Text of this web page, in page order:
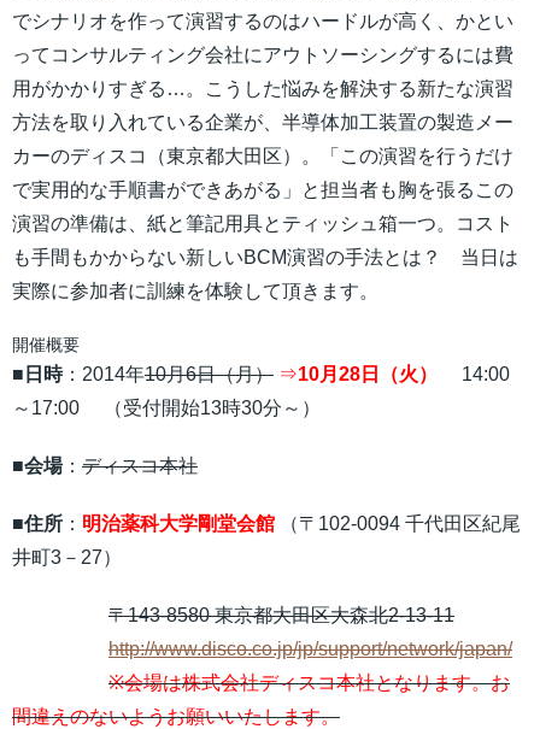
でシナリオを作って演習するのはハードルが高く、かとい
ってコンサルティング会社にアウトソーシングするには費
用がかかりすぎる…。こうした悩みを解決する新たな演習
方法を取り入れている企業が、半導体加工装置の製造メー
カーのディスコ（東京都大田区）。「この演習を行うだけ
で実用的な手順書ができあがる」と担当者も胸を張るこの
演習の準備は、紙と筆記用具とティッシュ箱一つ。コスト
も手間もかからない新しいBCM演習の手法とは？ 当日は
実際に参加者に訓練を体験して頂きます。
開催概要
■ 日時：2014年10月6日（月） ⇒10月28日（火）
14:00
～17:00 （受付開始13時30分～）
■会場： ディスコ本社
■住所 ： 明治薬科大学剛堂会館
（〒102-0094 千代田区紀尾
井町3－27）
〒143-8580 東京都大田区大森北2-13-11
http://www.disco.co.jp/jp/support/network/japan/
※会場は株式会社ディスコ本社となります。お
間違えのないようお願いいたします。